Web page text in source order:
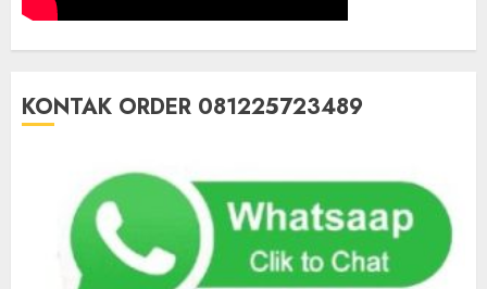
KONTAK ORDER 081225723489